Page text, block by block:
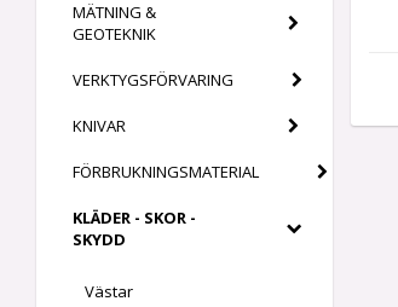
MÄTNING &
GEOTEKNIK
VERKTYGSFÖRVARING
KNIVAR
FÖRBRUKNINGSMATERIAL
KLÄDER - SKOR -
SKYDD
Västar